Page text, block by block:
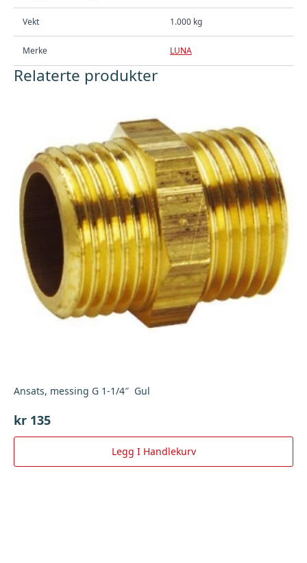
Vekt 1.000 kg
Merke LUNA
Relaterte produkter
Ansats, messing G 1-1/4″ Gul
kr 135
Legg I Handlekurv